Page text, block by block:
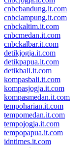
cnbcbandung.it.com
cnbclampung.it.com
cnbckaltim.it.com
cnbcmedan.it.com
cnbckalbar.it.com
detikjogja.it.com
detikpapua.it.com
detikbali.it.com
kompasbali.it.com
kompasjogja.it.com
kompasmedan.it.com
tempoharian.it.com
tempomedan.it.com
tempojogja.it.com
tempopapua.it.com
idntimes.it.com